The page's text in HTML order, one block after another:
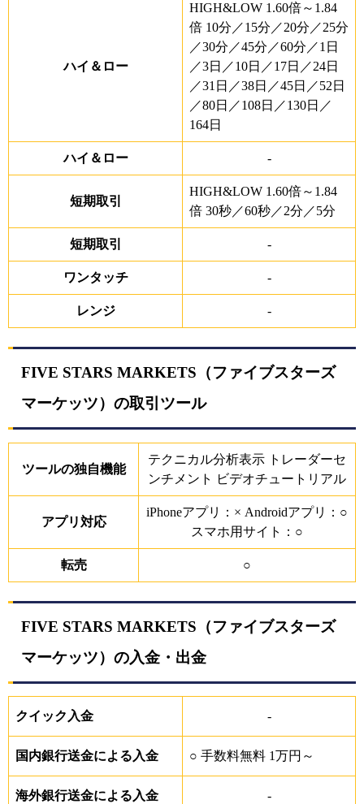
ハイ＆ロー
HIGH&LOW 1.60倍～1.84
倍 10分／15分／20分／25分
／30分／45分／60分／1日
／3日／10日／17日／24日
／31日／38日／45日／52日
／80日／108日／130日／
164日
ハイ＆ロー -
短期取引
HIGH&LOW 1.60倍～1.84
倍 30秒／60秒／2分／5分
短期取引 -
ワンタッチ -
レンジ -
FIVE STARS MARKETS（ファイブスターズ
マーケッツ）の取引ツール
ツールの独自機能
テクニカル分析表示 トレーダーセ
ンチメント ビデオチュートリアル
アプリ対応
iPhoneアプリ：× Androidアプリ：○
スマホ用サイト：○
転売 ○
FIVE STARS MARKETS（ファイブスターズ
マーケッツ）の入金・出金
クイック入金 -
国内銀行送金による入金 ○ 手数料無料 1万円～
海外銀行送金による入金 -